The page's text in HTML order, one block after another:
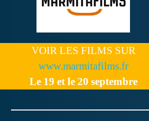
VOIR LES FILMS SUR
www.marmitafilms.fr
Le 19 et le 20 septembre